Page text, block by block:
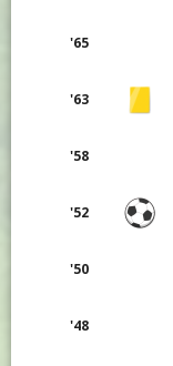
'65
'63
'58
'52
'50
'48